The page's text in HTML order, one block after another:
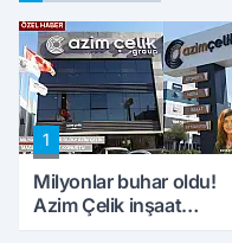
1
Milyonlar buhar oldu!
Azim Çelik inşaat